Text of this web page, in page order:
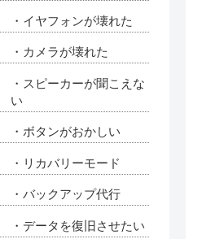
・イヤフォンが壊れた
・カメラが壊れた
・スピーカーが聞こえな
い
・ボタンがおかしい
・リカバリーモード
・バックアップ代行
・データを復旧させたい